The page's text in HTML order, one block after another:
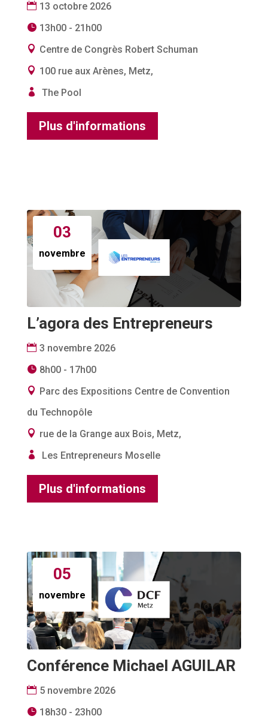
13 octobre 2026
13h00 - 21h00
Centre de Congrès Robert Schuman
100 rue aux Arènes, Metz,
The Pool
Plus d'informations
03
novembre
L’agora des Entrepreneurs
3 novembre 2026
8h00 - 17h00
Parc des Expositions Centre de Convention
du Technopôle
rue de la Grange aux Bois, Metz,
Les Entrepreneurs Moselle
Plus d'informations
05
novembre
Conférence Michael AGUILAR
5 novembre 2026
18h30 - 23h00